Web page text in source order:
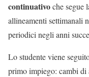
continuativoche segue
allineamenti settimanali
periodici negli anni
Lo studente viene
primo impiego: cambi di